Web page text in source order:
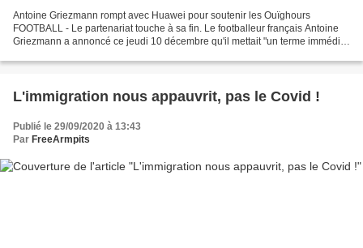
Antoine Griezmann rompt avec Huawei pour soutenir les Ouïghours
FOOTBALL - Le partenariat touche à sa fin. Le footballeur français Antoine
Griezmann a annoncé ce jeudi 10 décembre qu'il mettait "un terme immédiat
L'immigration nous appauvrit, pas le Covid !
Publié le 29/09/2020 à 13:43
Par FreeArmpits